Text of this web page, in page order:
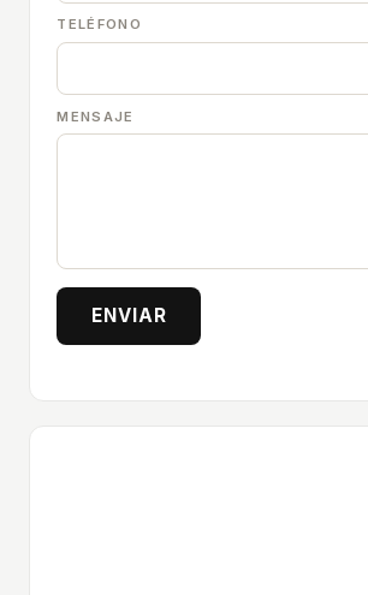
TELÉFONO
MENSAJE
ENVIAR